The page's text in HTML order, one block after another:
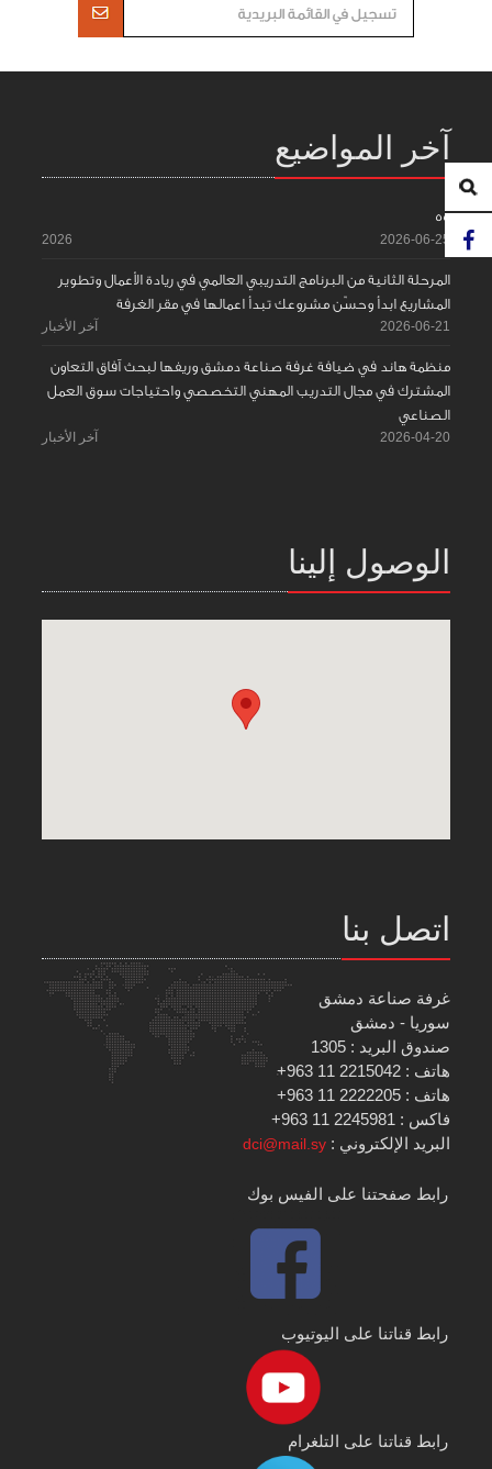
آخر المواضيع
55
2026-06-25
2026
المرحلة الثانية من البرنامج التدريبي العالمي في ريادة الأعمال وتطوير
المشاريع ابدأ وحسّن مشروعك تبدأ اعمالها في مقر الغرفة
2026-06-21 آخر الأخبار
منظمة هاند في ضيافة غرفة صناعة دمشق وريفها لبحث آفاق التعاون
المشترك في مجال التدريب المهني التخصصي واحتياجات سوق العمل
الصناعي
2026-04-20 آخر الأخبار
الوصول إلينا
اتصل بنا
غرفة صناعة دمشق
سوريا - دمشق
صندوق البريد : 1305
هاتف : 2215042 11 963+
هاتف : 2222205 11 963+
فاكس : 2245981 11 963+
البريد الإلكتروني :dci@mail.sy
رابط صفحتنا على الفيس بوك
رابط قناتنا على اليوتيوب
رابط قناتنا على التلغرام